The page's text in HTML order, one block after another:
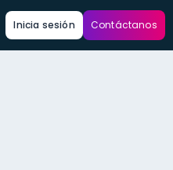
Inicia sesión Contáctanos